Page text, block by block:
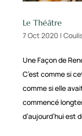
Le Théâtre
7 Oct 2020 |
Une Façon de
C’est comme si
comme si elle
commencé
d’aujourd’hui est